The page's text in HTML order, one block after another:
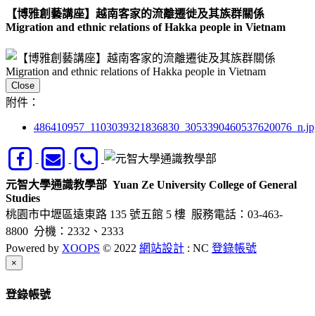
【博雅創藝講座】越南客家的流離遷徙及其族群關係
Migration and ethnic relations of Hakka people in Vietnam
Close
附件：
元智大學通識教學部 Yuan Ze University College of General
Studies
桃園市中壢區遠東路 135 號五館 5 樓 服務電話：03-463-
8800 分機：2332、2333
Powered by XOOPS © 2022 網站設計 : NC 登錄帳號
×
登錄帳號